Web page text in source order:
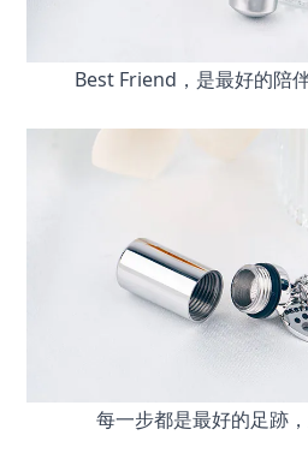
Best Friend，是最好的陪
每一步都是最好的足跡